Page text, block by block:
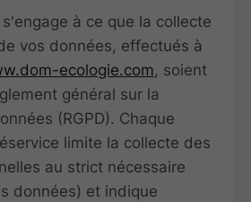
s'engage à ce que la collecte
vos données, effectués à
ecologie.com, soient
général sur la
(RGPD). Chaque
limite la collecte des
au strict nécessaire
données) et indique